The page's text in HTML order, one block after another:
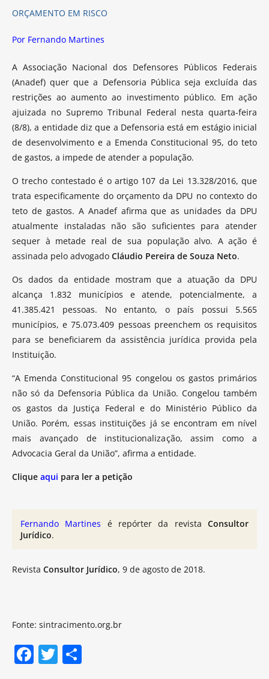
ORÇAMENTO EM RISCO
Por Fernando Martines
A Associação Nacional dos Defensores Públicos Federais
(Anadef) quer que a Defensoria Pública seja excluída das
restrições ao aumento ao investimento público. Em ação
ajuizada no Supremo Tribunal Federal nesta quarta-feira
(8/8), a entidade diz que a Defensoria está em estágio inicial
de desenvolvimento e a Emenda Constitucional 95, do teto
de gastos, a impede de atender a população.
O trecho contestado é o artigo 107 da Lei 13.328/2016, que
trata especificamente do orçamento da DPU no contexto do
teto de gastos. A Anadef afirma que as unidades da DPU
atualmente instaladas não são suficientes para atender
sequer à metade real de sua população alvo. A ação é
assinada pelo advogado Cláudio Pereira de Souza Neto.
Os dados da entidade mostram que a atuação da DPU
alcança 1.832 municípios e atende, potencialmente, a
41.385.421 pessoas. No entanto, o país possui 5.565
municípios, e 75.073.409 pessoas preenchem os requisitos
para se beneficiarem da assistência jurídica provida pela
Instituição.
“A Emenda Constitucional 95 congelou os gastos primários
não só da Defensoria Pública da União. Congelou também
os gastos da Justiça Federal e do Ministério Público da
União. Porém, essas instituições já se encontram em nível
mais avançado de institucionalização, assim como a
Advocacia Geral da União”, afirma a entidade.
Clique aqui para ler a petição
Fernando Martines é repórter da revistaConsultor
Jurídico.
Revista Consultor Jurídico, 9 de agosto de 2018.
Fonte: sintracimento.org.br
F T